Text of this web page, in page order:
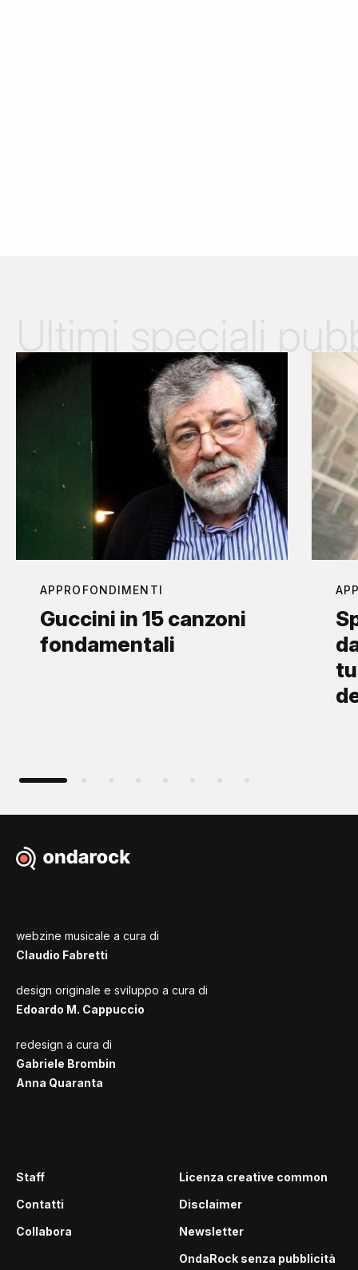
APPROFONDIMENTI
Guccini in 15 canzoni
fondamentali
webzine musicale a cura di
Claudio Fabretti
design originale e sviluppo a cura di
Edoardo M. Cappuccio
redesign a cura di
Gabriele Brombin
Anna Quaranta
Staff
Contatti
Collabora
Licenza creative common
Disclaimer
Newsletter
OndaRock senza pubblicità